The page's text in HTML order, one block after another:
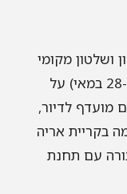
ושלטון מקומי
(קבינט הדיור) הכריזה השבוע (יום ד' ה-28 במאי) על
מועדף לדיור,
בקריית אריה
עם תחנת